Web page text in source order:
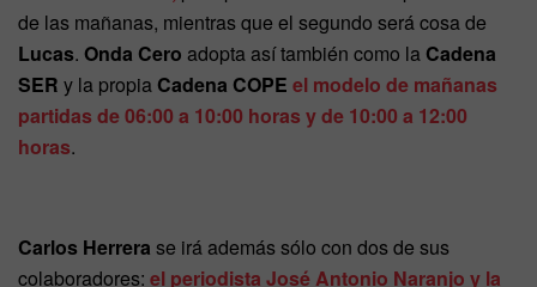
de las mañanas, mientras que el segundo será cosa de
Lucas. Onda Cero adopta así también como la Cadena
SER y la propia Cadena COPE el modelo de mañanas
partidas de 06:00 a 10:00 horas y de 10:00 a 12:00
horas.
Carlos Herrera se irá además sólo con dos de sus
colaboradores: el periodista José Antonio Naranjo y la